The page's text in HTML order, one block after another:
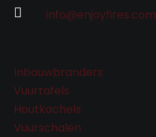
 info@enjoyfires.com
Inbouwbranders
Vuurtafels
Houtkachels
Vuurschalen